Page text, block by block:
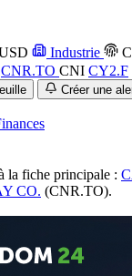
Industrie
CNR.TO CNI CY2.F
Créer une
la fiche principale :
CO. (CNR.TO).